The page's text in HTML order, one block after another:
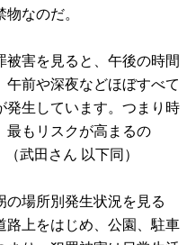
なのだ。
被害を見ると、午後の時間
前や深夜などほぼすべて
発生しています。つまり時
最もリスクが高まるの
武田さん 以下同）
の場所別発生状況を見る
路上をはじめ、公園、駐車